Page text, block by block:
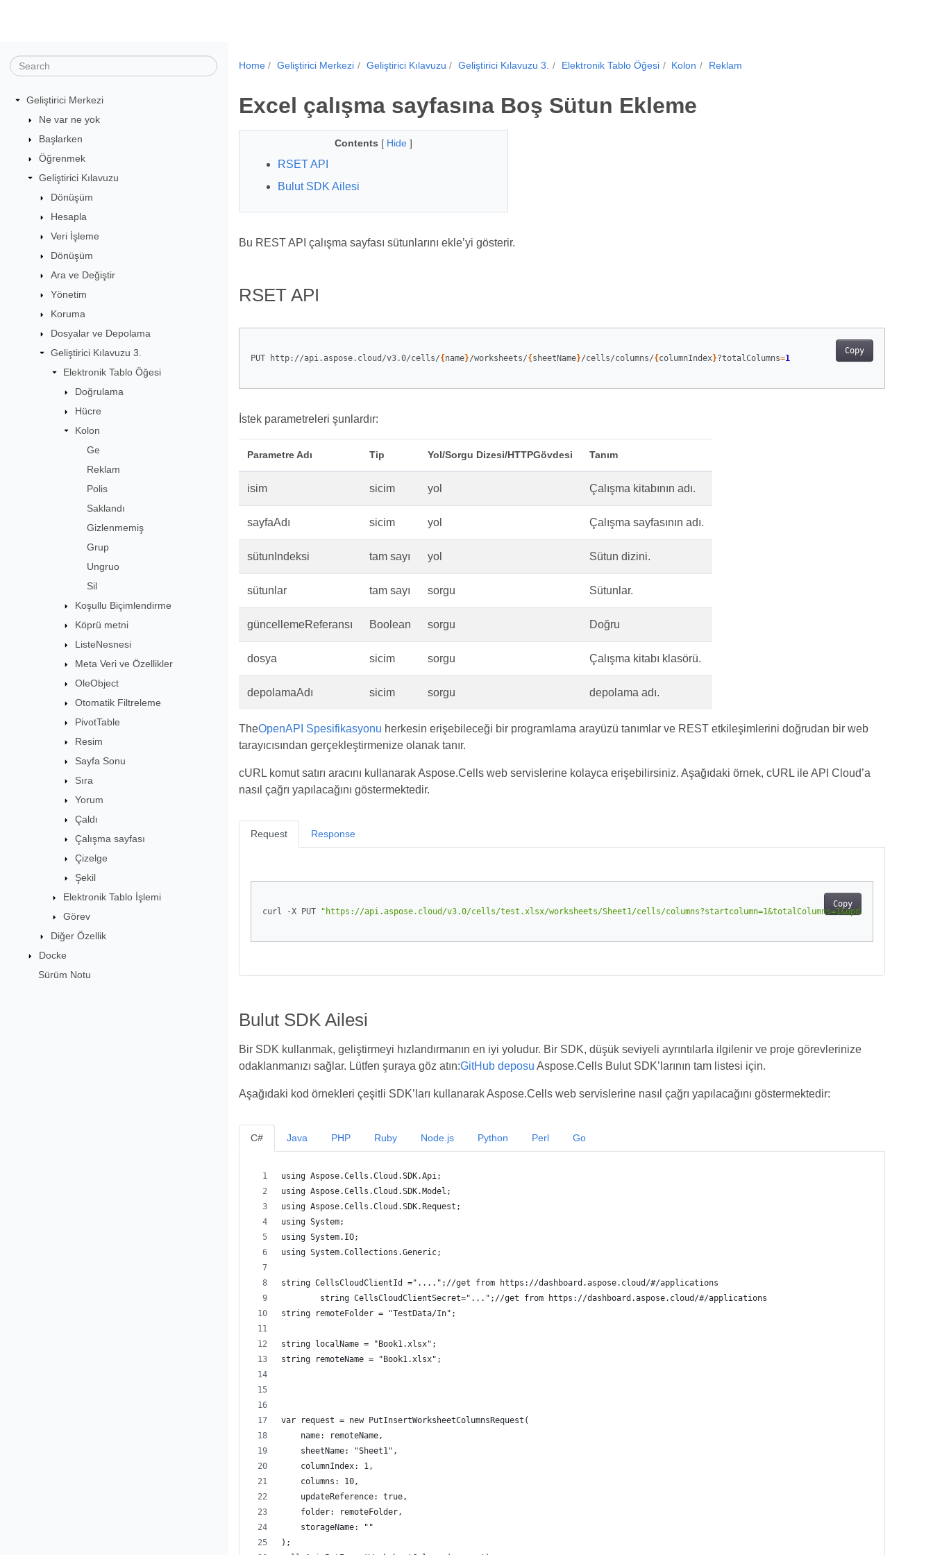
Geliştirici Merkezi
Ne var ne yok
Başlarken
Öğrenmek
Geliştirici Kılavuzu
Dönüşüm
Hesapla
Veri İşleme
Dönüşüm
Ara ve Değiştir
Yönetim
Koruma
Dosyalar ve Depolama
Geliştirici Kılavuzu 3.
Elektronik Tablo Öğesi
Doğrulama
Hücre
Kolon
Ge
Reklam
Polis
Saklandı
Gizlenmemiş
Grup
Ungruo
Sil
Koşullu Biçimlendirme
Köprü metni
ListeNesnesi
Meta Veri ve Özellikler
OleObject
Otomatik Filtreleme
PivotTable
Resim
Sayfa Sonu
Sıra
Yorum
Çaldı
Çalışma sayfası
Çizelge
Şekil
Elektronik Tablo İşlemi
Görev
Diğer Özellik
Docke
Sürüm Notu
Home Geliştirici Merkezi Geliştirici Kılavuzu Geliştirici Kılavuzu 3. Elektronik Tablo Öğesi Kolon Reklam
Excel çalışma sayfasına Boş Sütun Ekleme
Contents [ Hide ]
RSET API
Bulut SDK Ailesi
Bu REST API çalışma sayfası sütunlarını ekle’yi gösterir.
RSET API
Copy
PUT http://api.aspose.cloud/v3.0/cells/{ name}/worksheets/{ sheetName}/cells/columns/{ columnIndex}?totalColumns=1
İstek parametreleri şunlardır:
Parametre Adı Tip Yol/Sorgu Dizesi/HTTPGövdesi Tanım
isim sicim yol Çalışma kitabının adı.
sayfaAdı sicim yol Çalışma sayfasının adı.
sütunIndeksi tam sayı yol Sütun dizini.
sütunlar tam sayı sorgu Sütunlar.
güncellemeReferansı Boolean sorgu Doğru
dosya sicim sorgu Çalışma kitabı klasörü.
depolamaAdı sicim sorgu depolama adı.
TheOpenAPI Spesifikasyonu herkesin erişebileceği bir programlama arayüzü tanımlar ve REST etkileşimlerini doğrudan bir web
tarayıcısından gerçekleştirmenize olanak tanır.
cURL komut satırı aracını kullanarak Aspose.Cells web servislerine kolayca erişebilirsiniz. Aşağıdaki örnek, cURL ile API Cloud’a
nasıl çağrı yapılacağını göstermektedir.
Request
Copy
curl -X PUT "https://api.aspose.cloud/v3.0/cells/test.xlsx/worksheets/Sheet1/cells/
Response
Bulut SDK Ailesi
Bir SDK kullanmak, geliştirmeyi hızlandırmanın en iyi yoludur. Bir SDK, düşük seviyeli ayrıntılarla ilgilenir ve proje görevlerinize
odaklanmanızı sağlar. Lütfen şuraya göz atın:GitHub deposu Aspose.Cells Bulut SDK’larının tam listesi için.
Aşağıdaki kod örnekleri çeşitli SDK’ları kullanarak Aspose.Cells web servislerine nasıl çağrı yapılacağını göstermektedir:
C#
using Aspose.Cells.Cloud.SDK.Api;
using Aspose.Cells.Cloud.SDK.Model;
using Aspose.Cells.Cloud.SDK.Request;
using System;
using System.IO;
using System.Collections.Generic;
string CellsCloudClientId ="....";//get from https://dashboard.aspose.cloud/#/applications
        string CellsCloudClientSecret="...";//get from https://dashboard.aspose.cloud/#/applications
string remoteFolder = "TestData/In";
string localName = "Book1.xlsx";
string remoteName = "Book1.xlsx";
var request = new PutInsertWorksheetColumnsRequest(
    name: remoteName,
    sheetName: "Sheet1",
    columnIndex: 1,
    columns: 10,
    updateReference: true,
    folder: remoteFolder,
    storageName: ""
);
Java PHP Ruby Node.js Python Perl Go